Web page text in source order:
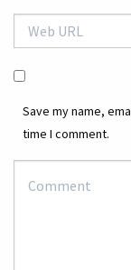
Save my name,
time I comment.